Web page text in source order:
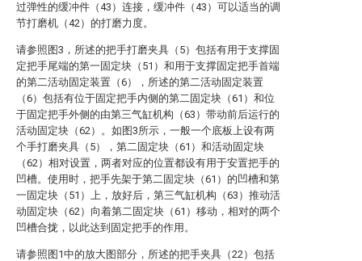
过弹性的缓冲件（43）连接，缓冲件（43）可以适当的调
节打磨机（42）的打磨力度。
请参照图3，所述的把手打磨夹具（5）包括有用于支撑固
定把手尾端的第一固定块（51）和用于支撑固定把手首端
的第二活动固定装置（6），所述的第二活动固定装置
（6）包括有位于固定把手内侧的第二固定块（61）和位
于固定把手外侧的由第三气缸机构（63）带动前后运行的
活动固定块（62）。如图3所示，一般一个底板上设有两
个手打磨夹具（5），第二固定块（61）和活动固定块
（62）相对设置，两者对应的位置都设有用于安置把手的
凹槽。使用时，把手先架于第二固定块（61）的凹槽和第
一固定块（51）上，放好后，第三气缸机构（63）推动活
动固定块（62）向着第二固定块（61）移动，相对的两个
凹槽合拢，以此达到固定把手的作用。
请参照图1中的放大图部分，所述的把手夹具（22）包括